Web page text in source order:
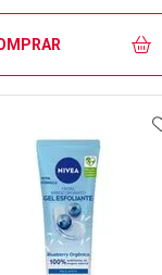
Menos
AOS